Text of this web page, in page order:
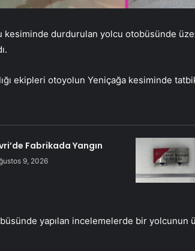
kesiminde durdurulan yolcu otobüsünde
ekipleri otoyolun Yeniçağa kesiminde
Fabrikada Yangın
9, 2026
yapılan incelemelerde bir yolcunun